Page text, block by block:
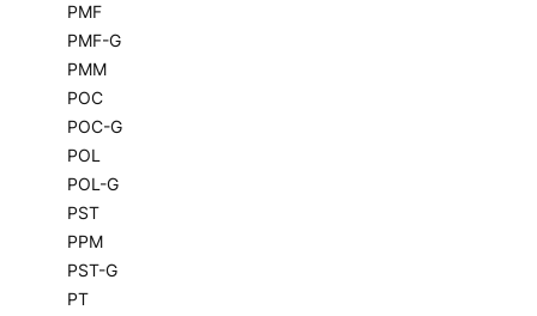
PMF
PMF-G
PMM
POC
POC-G
POL
POL-G
PST
PPM
PST-G
PT